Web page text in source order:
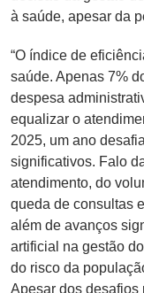
à saúde, apesar da
“O índice de
saúde. Apenas 7%
despesa
equalizar o
2025, um ano
significativos. Falo
atendimento, do
queda de consultas
além de avanços
artificial na gestão
do risco da
Apesar dos desafios